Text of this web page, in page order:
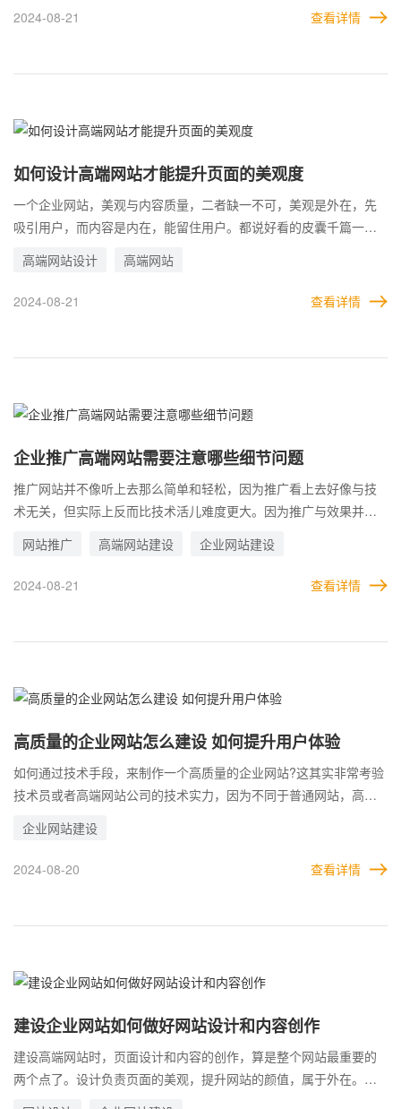
是无效流量，并不是企业需要的用户。因此，在运营和退广高端网
2024-08-21 查看详情
如何设计高端网站才能提升页面的美观度
一个企业网站，美观与内容质量，二者缺一不可，美观是外在，先
吸引用户，而内容是内在，能留住用户。都说好看的皮囊千篇一
端网站公司合作时，总会发现，耗时时间最长的，依旧是设计。在
这个阶段，耗费的时间往往是最长的。当然，真正有实力的公司，
高端网站设计 高端网站
2024-08-21 查看详情
企业推广高端网站需要注意哪些细节问题
推广网站并不像听上去那么简单和轻松，因为推广看上去好像与技
术无关，但实际上反而比技术活儿难度更大。因为推广与效果并不
做推广，不仅与推广的渠道质量息息相关，还受到网站质量的深度
影响，很多因素都在影响着企业推广高端网站的效果。所以有很多
网站推广 高端网站建设 企业网站建设
2024-08-21 查看详情
高质量的企业网站怎么建设 如何提升用户体验
如何通过技术手段，来制作一个高质量的企业网站?这其实非常考验
技术员或者高端网站公司的技术实力，因为不同于普通网站，高端
站做好并不是终点，因为网站面向的群体是用户，只有用户满意
了，这才是一个合格的网站。因此，建设高质量的网站还需要注重
企业网站建设
2024-08-20 查看详情
建设企业网站如何做好网站设计和内容创作
建设高端网站时，页面设计和内容的创作，算是整个网站最重要的
两个点了。设计负责页面的美观，提升网站的颜值，属于外在。而